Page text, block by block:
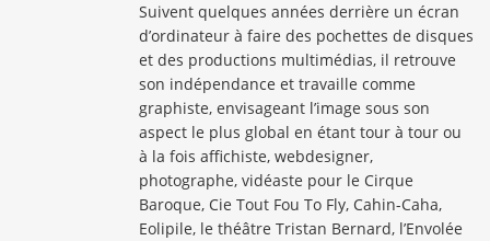
Suivent quelques années derrière un écran
d’ordinateur à faire des pochettes de disques
et des productions multimédias, il retrouve
son indépendance et travaille comme
graphiste, envisageant l’image sous son
aspect le plus global en étant tour à tour ou
à la fois affichiste, webdesigner,
photographe, vidéaste pour le Cirque
Baroque, Cie Tout Fou To Fly, Cahin-Caha,
Eolipile, le théâtre Tristan Bernard, l’Envolée